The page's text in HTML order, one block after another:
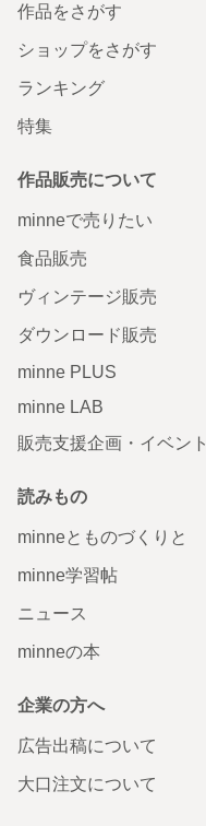
作品をさがす
ショップをさがす
ランキング
特集
作品販売について
minneで売りたい
食品販売
ヴィンテージ販売
ダウンロード販売
minne PLUS
minne LAB
販売支援企画・イベント
読みもの
minneとものづくりと
minne学習帖
ニュース
minneの本
企業の方へ
広告出稿について
大口注文について